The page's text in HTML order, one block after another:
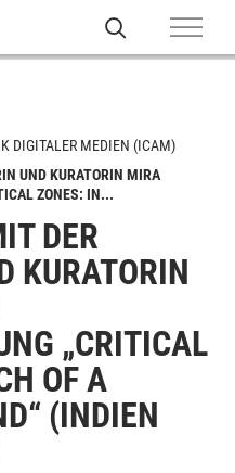
DIGITALER MEDIEN (ICAM)
UND KURATORIN MIRA
ZONES: IN...
DER
KURATORIN
„CRITICAL
OF A
(INDIEN